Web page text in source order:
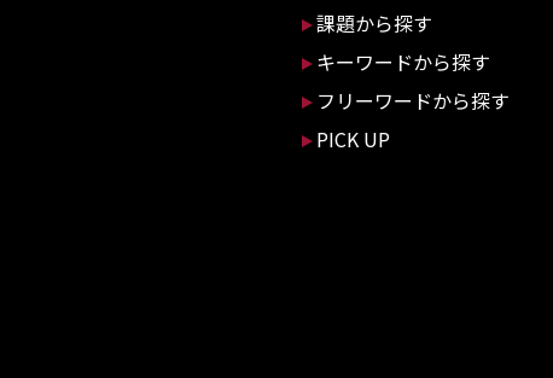
課題から探す
キーワードから探す
フリーワードから探す
PICK UP